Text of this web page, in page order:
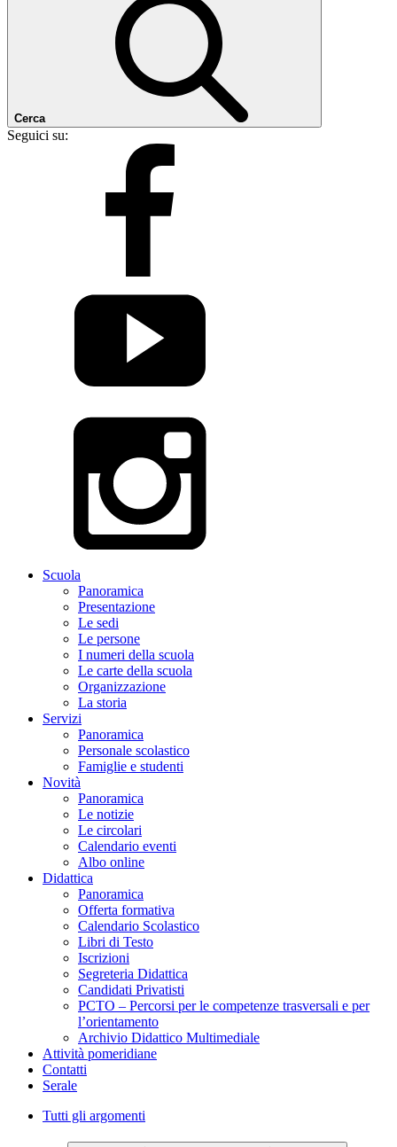
Cerca
Seguici su:
Scuola
Panoramica
Presentazione
Le sedi
Le persone
I numeri della scuola
Le carte della scuola
Organizzazione
La storia
Servizi
Panoramica
Personale scolastico
Famiglie e studenti
Novità
Panoramica
Le notizie
Le circolari
Calendario eventi
Albo online
Didattica
Panoramica
Offerta formativa
Calendario Scolastico
Libri di Testo
Iscrizioni
Segreteria Didattica
Candidati Privatisti
PCTO – Percorsi per le competenze trasversali e per
l’orientamento
Archivio Didattico Multimediale
Attività pomeridiane
Contatti
Serale
Tutti gli argomenti